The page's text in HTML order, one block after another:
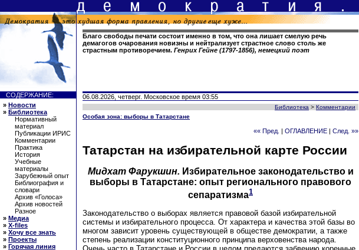
Благо свободы печати состоит именно в том, что она лишает смелую речь
демагогов очарования новизны и нейтрализует страстное слово столь же
страстным противоречием. Генрих Гейне (1797-1856), немецкий поэт
СОДЕРЖАНИЕ:
» Новости
» Библиотека
Нормативный
материал
Публикации ИРИС
Комментарии
Практика
История
Учебные
материалы
Зарубежный опыт
Библиография и
словари
Архив «Голоса»
Архив новостей
Разное
» Медиа
» X-files
» Хочу все знать
» Проекты
» Горячая линия
06.08.2026, четверг. Московское время 03:55
Библиотека > Комментарии
Особая зона: выборы в Татарстане
«« Пред. ОГЛАВЛЕНИЕ След. »»
Татарстан на избирательной карте России
Мидхат Фарукшин. Избирательное законодательство и
выборы в Татарстане: опыт регионального правового
сепаратизма1
Законодательство о выборах является правовой базой избирательной
системы и избирательного процесса. От характера и качества этой базы во
многом зависит уровень существующей в обществе демократии, а также
степень реализации конституционного принципа верховенства народа.